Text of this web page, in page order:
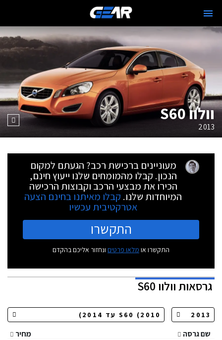
וולוו S60
2013
מעוניינים ברכישת רכב? הגעתם למקום
הנכון. קבלו מהמומחים שלנו ייעוץ חינם,
הכירו את מבצעי הרכב וקבוצות הרכישה
המיוחדות שלנו. קבלו מאיתנו בחינם הצעה
אטרקטיבית עכשיו
התקשרו
התקשרו או מלאו פרטים ונחזור אליכם בהקדם
גרסאותוולוו S60
שם גרסה
מחיר